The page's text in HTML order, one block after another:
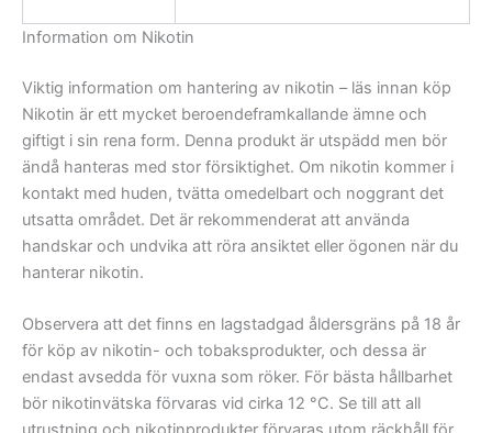
Information om Nikotin
Viktig information om hantering av nikotin – läs innan köp
Nikotin är ett mycket beroendeframkallande ämne och
giftigt i sin rena form. Denna produkt är utspädd men bör
ändå hanteras med stor försiktighet. Om nikotin kommer i
kontakt med huden, tvätta omedelbart och noggrant det
utsatta området. Det är rekommenderat att använda
handskar och undvika att röra ansiktet eller ögonen när du
hanterar nikotin.
Observera att det finns en lagstadgad åldersgräns på 18 år
för köp av nikotin- och tobaksprodukter, och dessa är
endast avsedda för vuxna som röker. För bästa hållbarhet
bör nikotinvätska förvaras vid cirka 12 °C. Se till att all